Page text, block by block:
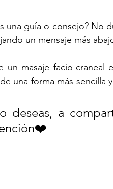
una guía o consejo? No
un mensaje más
masaje facio-craneal
una forma más sencilla
deseas, a